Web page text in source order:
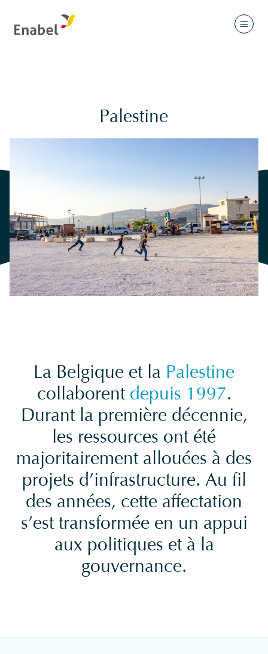
Palestine
La Belgique et la Palestine
collaborent depuis 1997.
Durant la première décennie,
les ressources ont été
majoritairement allouées à des
projets d’infrastructure. Au fil
des années, cette affectation
s’est transformée en un appui
aux politiques et à la
gouvernance.